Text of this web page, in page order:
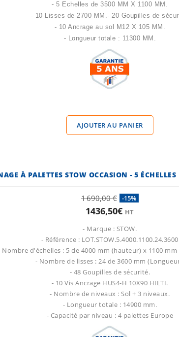
- 5 Echelles de 3500 MM X 1100 MM.
- 10 Lisses de 2700 MM.- 20 Goupilles de
- 10 Ancrage au sol M12 X 105 MM.
- Longueur totale : 11300 MM.
AJOUTER AU PANIER
1 690,00 € -15%
1436,50€ HT
- Marque : STOW.
- Référence : LOT.STOW.5.4000.1100.24.3600
Nombre d'échelles : 5 de 4000 mm (hauteur) x 1100
- Nombre de lisses : 24 de 3600 mm
- 48 Goupilles de sécurité.
- 10 Vis Ancrage HUS4-H 10X90 HILTI.
- Nombre de niveaux : Sol + 3 niveaux.
- Longueur totale : 14900 mm.
- Capacité par niveau : 4 palettes Europe